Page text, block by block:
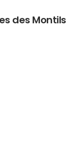
des Montils